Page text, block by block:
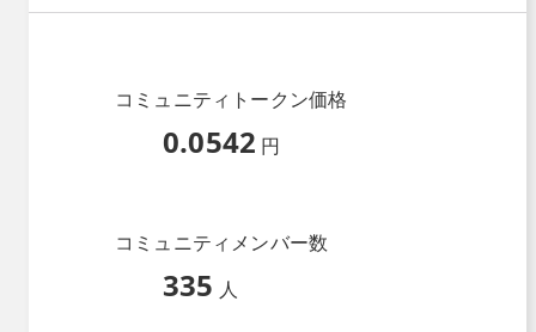
コミュニティトークン価格
0.0542 円
コミュニティメンバー数
335 人